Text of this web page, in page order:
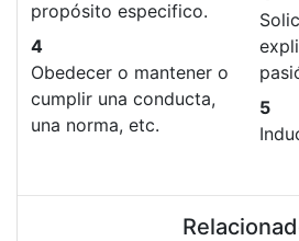
propósito especifico.
4
Obedecer o mantener o
cumplir una conducta,
una norma, etc.
5